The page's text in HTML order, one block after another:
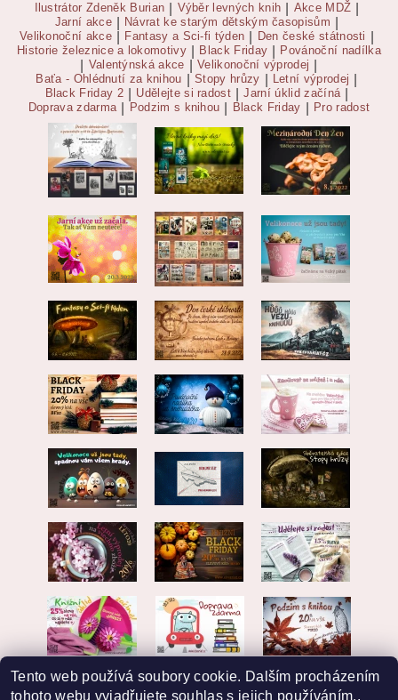
Ilustrátor Zdeněk Burian Výběr levných knih Akce MDŽ
Jarní akce Návrat ke starým dětským časopisům
Velikonoční akce Fantasy a Sci-fi týden Den české státnosti
Historie železnice a lokomotivy Black Friday Povánoční nadílka
Valentýnská akce Velikonoční výprodej
Baťa - Ohlédnutí za knihou Stopy hrůzy Letní výprodej
Black Friday 2 Udělejte si radost Jarní úklid začíná
Doprava zdarma Podzim s knihou Black Friday Pro radost
Tento web používá soubory cookie. Dalším procházením
tohoto webu vyjadřujete souhlas s jejich používáním..